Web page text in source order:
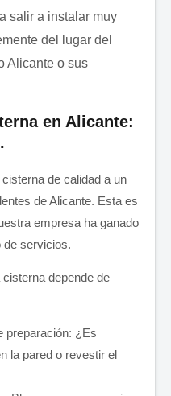
salir a instalar muy
del lugar del
Alicante o sus
en Alicante:
de calidad a un
de Alicante. Esta es
empresa ha ganado
de servicios.
depende de
preparación: ¿Es
la pared o revestir el